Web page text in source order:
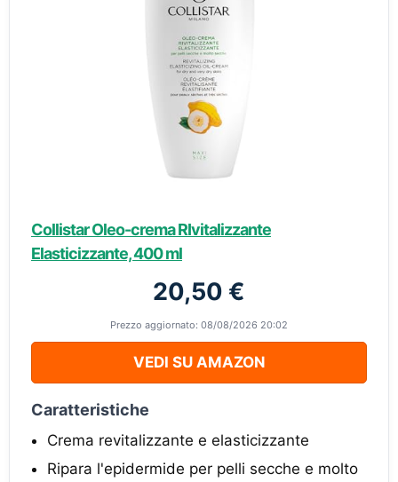
Collistar Oleo-crema RIvitalizzante
Elasticizzante, 400 ml
20,50 €
Prezzo aggiornato: 08/08/2026 20:02
VEDI SU AMAZON
Caratteristiche
Crema revitalizzante e elasticizzante
Ripara l'epidermide per pelli secche e molto